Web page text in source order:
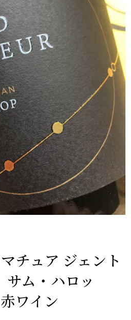
チュア ジェント
ム・ハロッ
ワイン